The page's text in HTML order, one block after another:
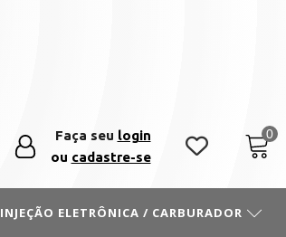
Faça seu login
ou cadastre-se
INJEÇÃO ELETRÔNICA / CARBURADOR